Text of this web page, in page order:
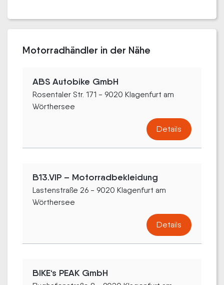
Motorradhändler in der Nähe
ABS Autobike GmbH
Rosentaler Str. 171 - 9020 Klagenfurt am
Wörthersee
Details
B13.VIP – Motorradbekleidung
Lastenstraße 26 - 9020 Klagenfurt am
Wörthersee
Details
BIKE‘s PEAK GmbH